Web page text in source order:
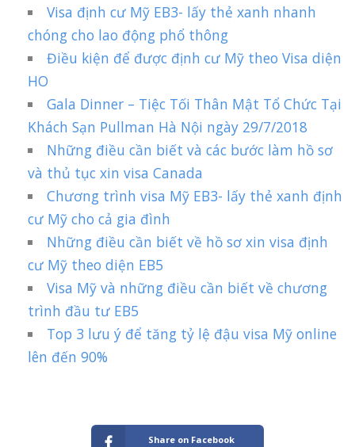
Visa định cư Mỹ EB3- lấy thẻ xanh nhanh
chóng cho lao động phổ thông
Điều kiện để được định cư Mỹ theo Visa diện
HO
Gala Dinner – Tiệc Tối Thân Mật Tổ Chức Tại
Khách Sạn Pullman Hà Nội ngày 29/7/2018
Những điều cần biết và các bước làm hồ sơ
và thủ tục xin visa Canada
Chương trình visa Mỹ EB3- lấy thẻ xanh định
cư Mỹ cho cả gia đình
Những điều cần biết về hồ sơ xin visa định
cư Mỹ theo diện EB5
Visa Mỹ và những điều cần biết về chương
trình đầu tư EB5
Top 3 lưu ý để tăng tỷ lệ đậu visa Mỹ online
lên đến 90%
Share on Facebook